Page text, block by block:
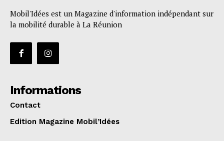
Mobil'Idées est un Magazine d'information indépendant sur
la mobilité durable à La Réunion
Informations
Contact
Edition Magazine Mobil’Idées